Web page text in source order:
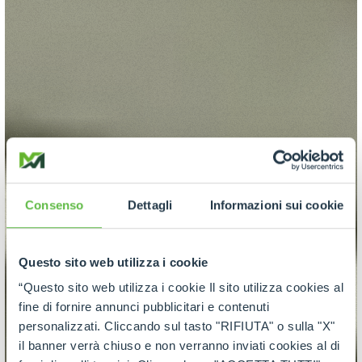
Consenso Dettagli Informazioni sui cookie
Questo sito web utilizza i cookie
“Questo sito web utilizza i cookie Il sito utilizza cookies al
fine di fornire annunci pubblicitari e contenuti
personalizzati. Cliccando sul tasto "RIFIUTA" o sulla "X"
il banner verrà chiuso e non verranno inviati cookies al di